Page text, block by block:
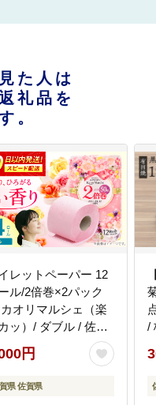
た人は
礼品を
。
レットペーパー 12
ル/2倍巻×2パック
オリマルシェ（楽
ッ）/ ダブル / 佐賀
/ コトブキ製紙株式会
円
県 佐賀県
/